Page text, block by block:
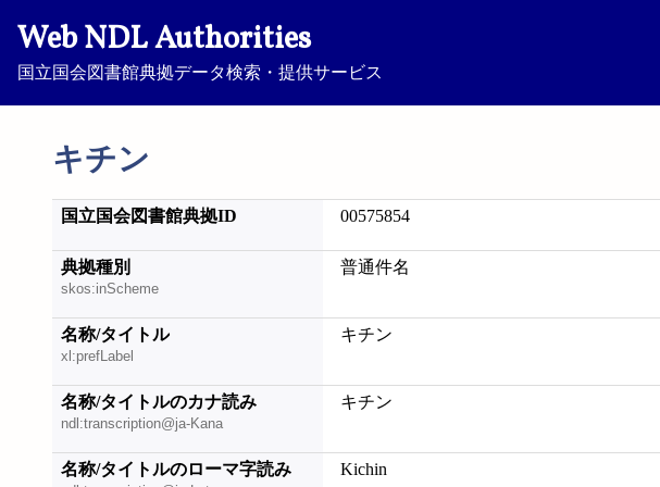
Web NDL Authorities
国立国会図書館典拠データ検索・提供サービス
キチン
国立国会図書館典拠ID 00575854
典拠種別
skos:inScheme
普通件名
名称/タイトル
xl:prefLabel
キチン
名称/タイトルのカナ読み
ndl:transcription@ja-Kana
キチン
名称/タイトルのローマ字読み Kichin